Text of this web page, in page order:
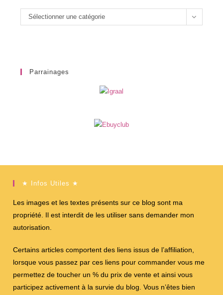
Catégories
Sélectionner une catégorie
Parrainages
★ Infos Utiles ★
Les images et les textes présents sur ce blog sont ma
propriété. Il est interdit de les utiliser sans demander mon
autorisation.
Certains articles comportent des liens issus de l’affiliation,
lorsque vous passez par ces liens pour commander vous me
permettez de toucher un % du prix de vente et ainsi vous
participez activement à la survie du blog. Vous n’êtes bien